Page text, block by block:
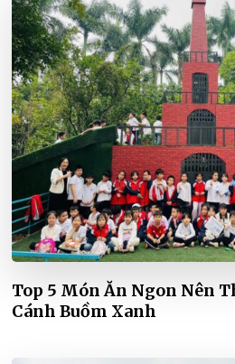
Top 5 Món Ăn Ngon Nên
Cánh Buồm Xanh